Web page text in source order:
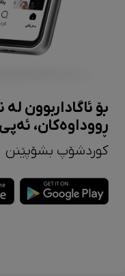
بۆ ئاگاداربوون
ڕووداوەکان،
کوردشۆپ بشۆپێنن